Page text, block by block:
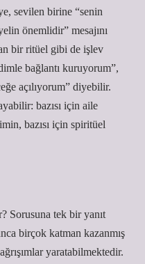
sevilen birine “senin
önemlidir” mesajını
bir ritüel gibi de işlev
bağlantı kuruyorum”,
açılıyorum” diyebilir.
bazısı için aile
bazısı için spiritüel
Sorusuna tek bir yanıt
birçok katman kazanmış
yaratabilmektedir.